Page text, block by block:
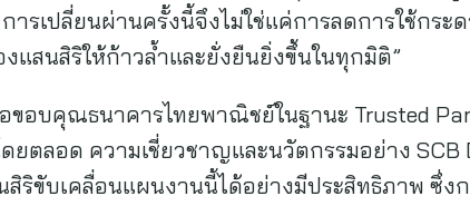
ารเปลี่ยนผ่านครั้งนี้จึงไม่ใช่แค่การลดการใช้กร
งแสนสิริให้ก้าวล้ำและยั่งยืนยิ่งขึ้นในทุกมิติ”
ขอบคุณธนาคารไทยพาณิชย์ในฐานะ Trusted
ดยตลอด ความเชี่ยวชาญและนวัตกรรมอย่าง
สิริขับเคลื่อนแผนงานนี้ได้อย่างมีประสิทธิภาพ ซึ่ง